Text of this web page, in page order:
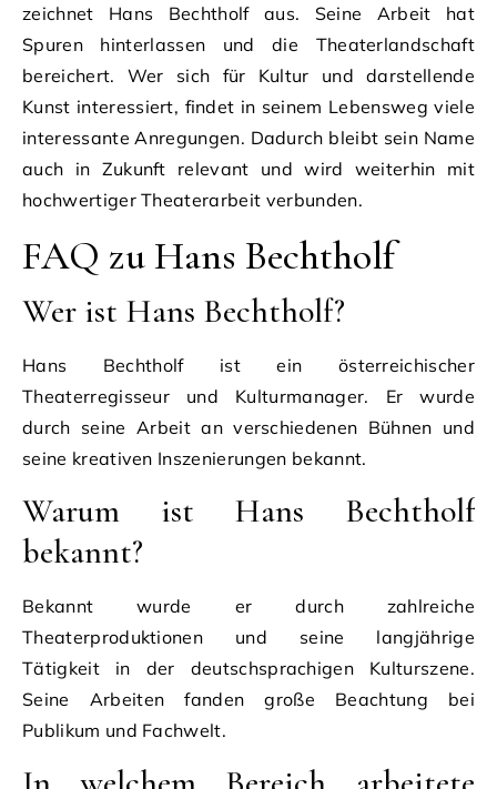
zeichnet Hans Bechtholf aus. Seine Arbeit hat
Spuren hinterlassen und die Theaterlandschaft
bereichert. Wer sich für Kultur und darstellende
Kunst interessiert, findet in seinem Lebensweg viele
interessante Anregungen. Dadurch bleibt sein Name
auch in Zukunft relevant und wird weiterhin mit
hochwertiger Theaterarbeit verbunden.
FAQ zu Hans Bechtholf
Wer ist Hans Bechtholf?
Hans Bechtholf ist ein österreichischer
Theaterregisseur und Kulturmanager. Er wurde
durch seine Arbeit an verschiedenen Bühnen und
seine kreativen Inszenierungen bekannt.
Warum ist Hans Bechtholf
bekannt?
Bekannt wurde er durch zahlreiche
Theaterproduktionen und seine langjährige
Tätigkeit in der deutschsprachigen Kulturszene.
Seine Arbeiten fanden große Beachtung bei
Publikum und Fachwelt.